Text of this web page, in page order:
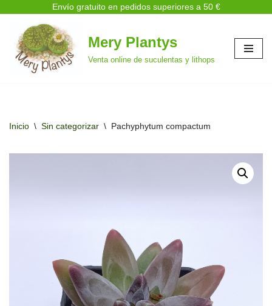
Envío gratuito en pedidos superiores a 50 €
Saltar
al
contenido
Mery Plantys
Venta online de suculentas y lithops
Inicio \ Sin categorizar \ Pachyphytum compactum